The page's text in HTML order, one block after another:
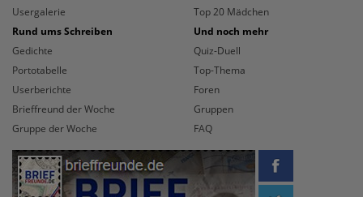
Usergalerie
Top 20 Mädchen
Rund ums Schreiben
Gedichte
Portotabelle
Userberichte
Brieffreund der Woche
Gruppe der Woche
Und noch mehr
Quiz-Duell
Top-Thema
Foren
Gruppen
FAQ